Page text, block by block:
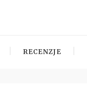
RECENZJE